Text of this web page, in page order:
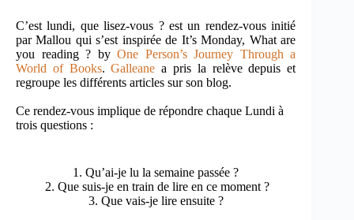
C’est lundi, que lisez-vous ? est un rendez-vous initié
par Mallou qui s’est inspirée de It’s Monday, What are
you reading ? byOne Person’s Journey Through a
World of Books.Galleane a pris la relève depuis et
regroupe les différents articles sur son blog.
Ce rendez-vous implique de répondre chaque Lundi à
trois questions :
1. Qu’ai-je lu la semaine passée ?
2. Que suis-je en train de lire en ce moment ?
3. Que vais-je lire ensuite ?